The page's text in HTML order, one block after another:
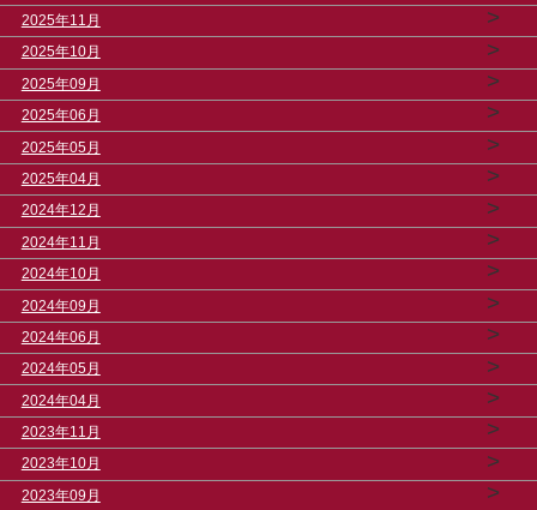
2025年11月 >
2025年10月 >
2025年09月 >
2025年06月 >
2025年05月 >
2025年04月 >
2024年12月 >
2024年11月 >
2024年10月 >
2024年09月 >
2024年06月 >
2024年05月 >
2024年04月 >
2023年11月 >
2023年10月 >
2023年09月 >